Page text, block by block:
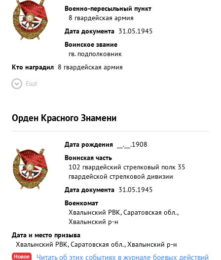
Военно-пересыльный пункт
8 гвардейская армия
Дата документа 31.05.1945
Воинское звание
гв. подполковник
Кто наградил 8 гвардейская армия
Ещё
Орден Красного Знамени
Дата рождения
__.__.1908
Воинская часть
102 гвардейский стрелковый полк 35
гвардейской стрелковой дивизии
Дата документа 31.05.1945
Военкомат
Хвалынский РВК, Саратовская обл.,
Хвалынский р-н
Дата и место призыва
Хвалынский РВК, Саратовская обл., Хвалынский р-н
Новое Читать об этих событиях в журнале боевых действий